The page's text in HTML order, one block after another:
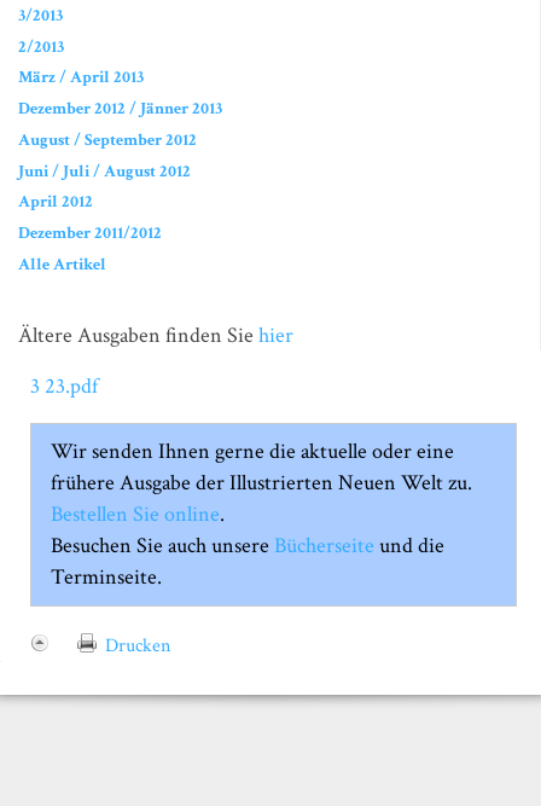
3/2013
2/2013
März / April 2013
Dezember 2012 / Jänner 2013
August / September 2012
Juni / Juli / August 2012
April 2012
Dezember 2011/2012
Alle Artikel
Ältere Ausgaben finden Sie hier
3 23.pdf
Wir senden Ihnen gerne die aktuelle oder eine
frühere Ausgabe der Illustrierten Neuen Welt zu.
Bestellen Sie online.
Besuchen Sie auch unsere Bücherseite und die
Terminseite.
Drucken